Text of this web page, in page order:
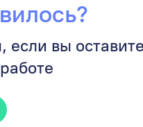
вы оставите